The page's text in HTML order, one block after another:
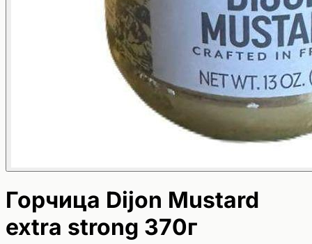
Горчица Dijon Mustard
extra strong 370г